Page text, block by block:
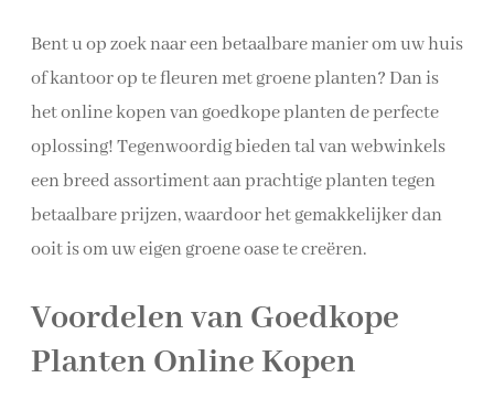
Bent u op zoek naar een betaalbare manier om uw huis
of kantoor op te fleuren met groene planten? Dan is
het online kopen van goedkope planten de perfecte
oplossing! Tegenwoordig bieden tal van webwinkels
een breed assortiment aan prachtige planten tegen
betaalbare prijzen, waardoor het gemakkelijker dan
ooit is om uw eigen groene oase te creëren.
Voordelen van Goedkope
Planten Online Kopen